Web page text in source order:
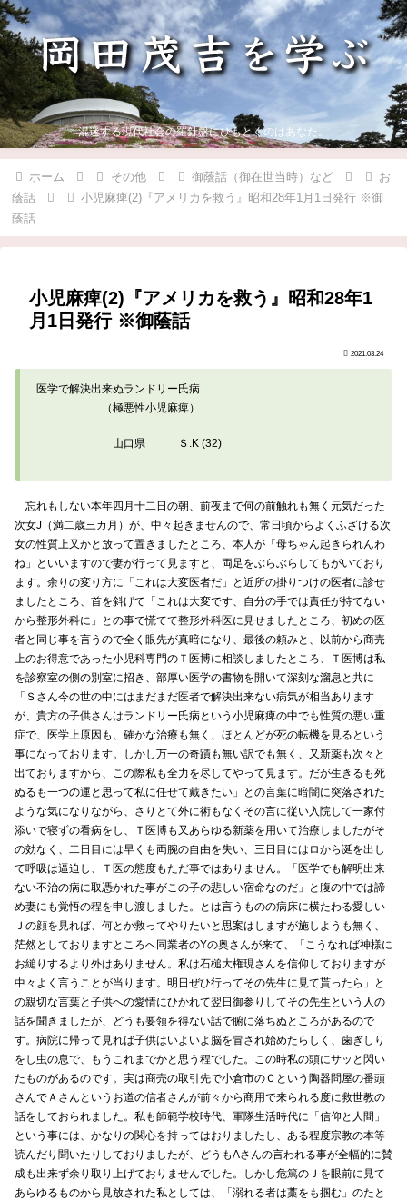
混迷する現代社会の羅針盤にひもとくのはあなた。
ホーム その他 御蔭話（御在世当時）など
お
蔭話
小児麻痺(2)『アメリカを救う』昭和28年1月1日発行 ※御
蔭話
小児麻痺(2)『アメリカを救う』昭和28年1
月1日発行 ※御蔭話
2021.03.24
医学で解決出来ぬランドリー氏病
（極悪性小児麻痺）
山口県 Ｓ.K (32)
忘れもしない本年四月十二日の朝、前夜まで何の前触れも無く元気だった
次女J（満二歳三カ月）が、中々起きませんので、常日頃からよくふざける次
女の性質上又かと放って置きましたところ、本人が「母ちゃん起きられんわ
ね」といいますので妻が行って見ますと、両足をぶらぶらしてもがいており
ます。余りの変り方に「これは大変医者だ」と近所の掛りつけの医者に診せ
ましたところ、首を斜げて「これは大変です、自分の手では責任が持てない
から整形外科に」との事で慌てて整形外科医に見せましたところ、初めの医
者と同じ事を言うので全く眼先が真暗になり、最後の頼みと、以前から商売
上のお得意であった小児科専門のＴ医博に相談しましたところ、Ｔ医博は私
を診察室の側の別室に招き、部厚い医学の書物を開いて深刻な溜息と共に
「Ｓさん今の世の中にはまだまだ医者で解決出来ない病気が相当あります
が、貴方の子供さんはランドリー氏病という小児麻痺の中でも性質の悪い重
症で、医学上原因も、確かな治療も無く、ほとんどが死の転機を見るという
事になっております。しかし万一の奇蹟も無い訳でも無く、又新薬も次々と
出ておりますから、この際私も全力を尽してやって見ます。だが生きるも死
ぬるも一つの運と思って私に任せて戴きたい」との言葉に暗闇に突落された
ような気になりながら、さりとて外に術もなくその言に従い入院して一家付
添いで寝ずの看病をし、Ｔ医博も又あらゆる新薬を用いて治療しましたがそ
の効なく、二日目には早くも両腕の自由を失い、三日目にはロから涎を出し
て呼吸は逼迫し、Ｔ医の態度もただ事ではありません。「医学でも解明出来
ない不治の病に取憑かれた事がこの子の悲しい宿命なのだ」と腹の中では諦
め妻にも覚悟の程を申し渡しました。とは言うものの病床に横たわる愛しい
Ｊの顔を見れば、何とか救ってやりたいと思案はしますが施しようも無く、
茫然としておりますところへ同業者のYの奥さんが来て、「こうなれば神様に
お縋りするより外はありません。私は石槌大権現さんを信仰しておりますが
中々よく言うことが当ります。明日ぜひ行ってその先生に見て貰ったら」と
の親切な言葉と子供への愛情にひかれて翌日御参りしてその先生という人の
話を聞きましたが、どうも要領を得ない話で腑に落ちぬところがあるので
す。病院に帰って見れば子供はいよいよ脳を冒され始めたらしく、歯ぎしり
をし虫の息で、もうこれまでかと思う程でした。この時私の頭にサッと閃い
たものがあるのです。実は商売の取引先で小倉市のＣという陶器問屋の番頭
さんでＡさんというお道の信者さんが前々から商用で来られる度に救世教の
話をしておられました。私も師範学校時代、軍隊生活時代に「信仰と人間」
という事には、かなりの関心を持ってはおりましたし、ある程度宗教の本等
読んだり聞いたりしておりましたが、どうもAさんの言われる事が全幅的に賛
成も出来ず余り取り上げておりませんでした。しかし危篤のＪを眼前に見て
あらゆるものから見放された私としては、「溺れる者は藁をも掴む」のたと